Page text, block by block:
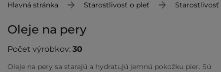
Hlavná stránka Starostlivosť o pleť Starostlivosť
Oleje na pery
Počet výrobkov: 30
Oleje na pery sa starajú a hydratujú jemnú pokožku pier. Sú